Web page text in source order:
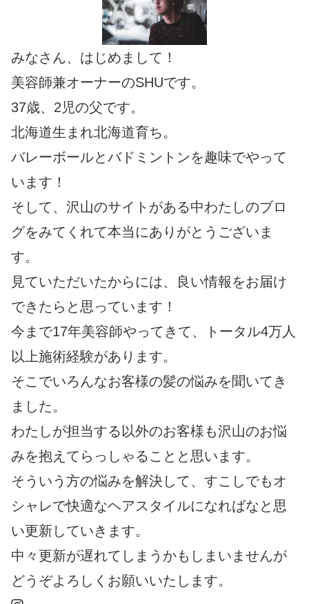
みなさん、はじめまして！
美容師兼オーナーのSHUです。
37歳、2児の父です。
北海道生まれ北海道育ち。
バレーボールとバドミントンを趣味でやって
います！
そして、沢山のサイトがある中わたしのブロ
グをみてくれて本当にありがとうございま
す。
見ていただいたからには、良い情報をお届け
できたらと思っています！
今まで17年美容師やってきて、トータル4万人
以上施術経験があります。
そこでいろんなお客様の髪の悩みを聞いてき
ました。
わたしが担当する以外のお客様も沢山のお悩
みを抱えてらっしゃることと思います。
そういう方の悩みを解決して、すこしでもオ
シャレで快適なヘアスタイルになればなと思
い更新していきます。
中々更新が遅れてしまうかもしまいませんが
どうぞよろしくお願いいたします。